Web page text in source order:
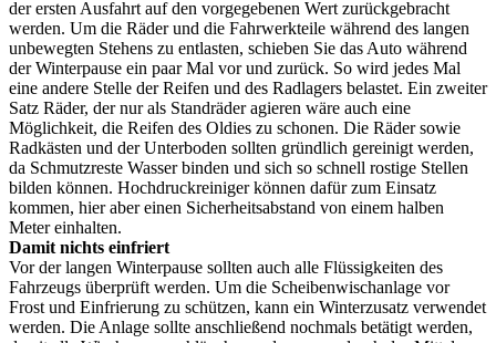
der ersten Ausfahrt auf den vorgegebenen Wert zurückgebracht
werden. Um die Räder und die Fahrwerkteile während des langen
unbewegten Stehens zu entlasten, schieben Sie das Auto während
der Winterpause ein paar Mal vor und zurück. So wird jedes Mal
eine andere Stelle der Reifen und des Radlagers belastet. Ein zweiter
Satz Räder, der nur als Standräder agieren wäre auch eine
Möglichkeit, die Reifen des Oldies zu schonen. Die Räder sowie
Radkästen und der Unterboden sollten gründlich gereinigt werden,
da Schmutzreste Wasser binden und sich so schnell rostige Stellen
bilden können. Hochdruckreiniger können dafür zum Einsatz
kommen, hier aber einen Sicherheitsabstand von einem halben
Meter einhalten.
Damit nichts einfriert
Vor der langen Winterpause sollten auch alle Flüssigkeiten des
Fahrzeugs überprüft werden. Um die Scheibenwischanlage vor
Frost und Einfrierung zu schützen, kann ein Winterzusatz verwendet
werden. Die Anlage sollte anschließend nochmals betätigt werden,